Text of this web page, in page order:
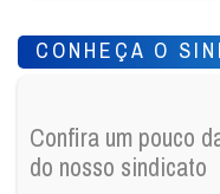
CONHEÇA O
Confira um pouco
do nosso sindicato